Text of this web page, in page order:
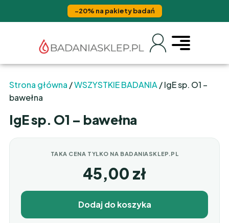
−20% na pakiety badań
Strona główna /WSZYSTKIE BADANIA / IgE sp. O1 –
bawełna
IgE sp. O1 – bawełna
TAKA CENA TYLKO NA BADANIASKLEP.PL
45,00 zł
Dodaj do koszyka